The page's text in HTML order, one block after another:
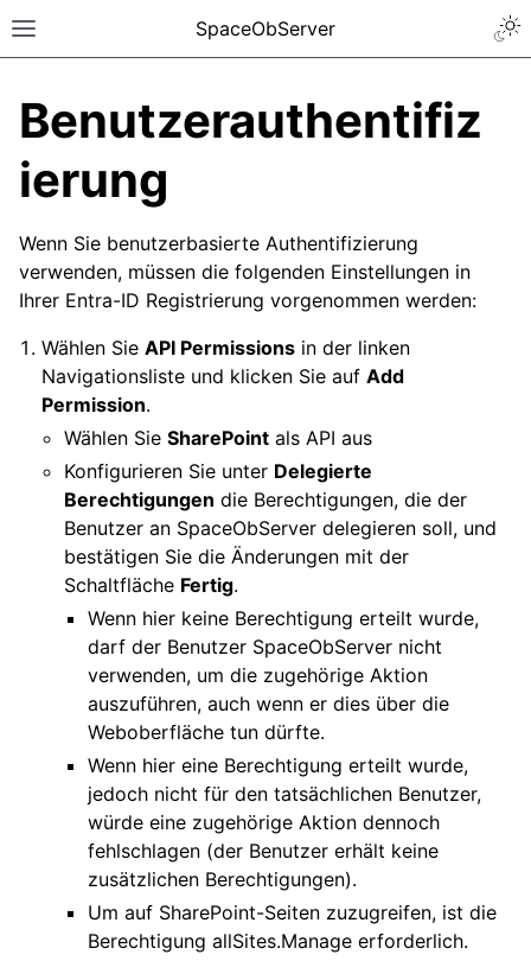
SpaceObServer
Benutzerauthentifiz
ierung
Wenn Sie benutzerbasierte Authentifizierung
verwenden, müssen die folgenden Einstellungen in
Ihrer Entra-ID Registrierung vorgenommen werden:
Wählen SieAPI Permissions in der linken
Navigationsliste und klicken Sie aufAdd
Permission.
Wählen SieSharePoint als API aus
Konfigurieren Sie unter Delegierte
Berechtigungen die Berechtigungen, die der
Benutzer an SpaceObServer delegieren soll, und
bestätigen Sie die Änderungen mit der
Schaltfläche Fertig.
Wenn hier keine Berechtigung erteilt wurde,
darf der Benutzer SpaceObServer nicht
verwenden, um die zugehörige Aktion
auszuführen, auch wenn er dies über die
Weboberfläche tun dürfte.
Wenn hier eine Berechtigung erteilt wurde,
jedoch nicht für den tatsächlichen Benutzer,
würde eine zugehörige Aktion dennoch
fehlschlagen (der Benutzer erhält keine
zusätzlichen Berechtigungen).
Um auf SharePoint-Seiten zuzugreifen, ist die
Berechtigung allSites.Manage erforderlich.